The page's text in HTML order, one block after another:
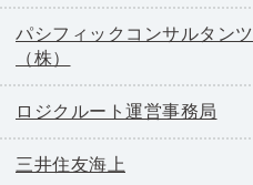
パシフィックコンサルタンツ
（株）
ロジクルート運営事務局
三井住友海上